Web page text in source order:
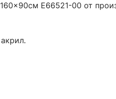
E66521-00 от